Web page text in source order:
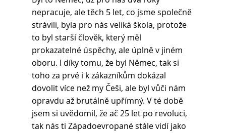
nepracuje, ale těch 5 let, co jsme společně
strávili, byla pro nás veliká škola, protože
to byl starší člověk, který měl
prokazatelné úspěchy, ale úplně v jiném
oboru. I díky tomu, že byl Němec, tak si
toho za prvé i k zákazníkům dokázal
dovolit více než my Češi, ale byl vůči nám
opravdu až brutálně upřímný. V té době
jsem si uvědomil, že ač 25 let po revoluci,
tak nás ti Západoevropané stále vidí jako